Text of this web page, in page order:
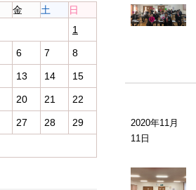
2020年11月
11日
金 土
日
1
6 7 8
13 14 15
20 21 22
27 28 29